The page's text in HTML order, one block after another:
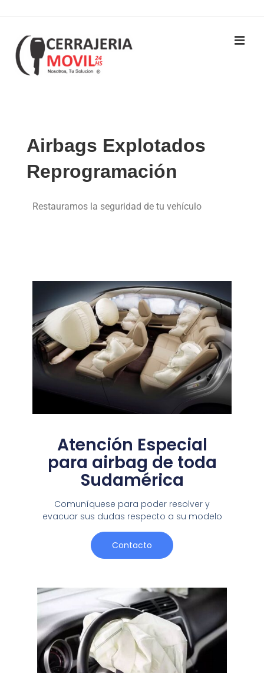
Airbags Explotados
Reprogramación
Restauramos la seguridad de tu vehículo
Atención Especial
para airbag de toda
Sudamérica
Comuníquese para poder resolver y
evacuar sus dudas respecto a su modelo
Contacto